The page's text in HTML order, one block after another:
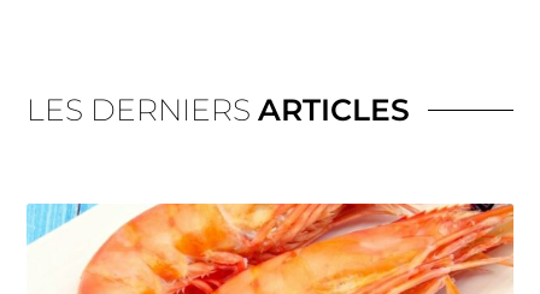
LES DERNIERSARTICLES